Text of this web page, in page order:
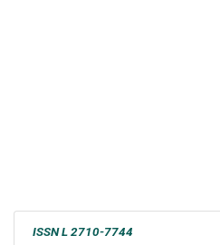
ISSN L 2710-7744